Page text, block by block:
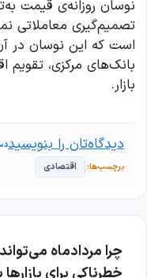
نوسان روزانه‌ی قیمت
تصمیم‌گیری معاملاتی
است که این نوسان
بانک‌های مرکزی،
بازار.
اقتصادی
دیدگاه‌تان را بنویسید
چرا مردادماه